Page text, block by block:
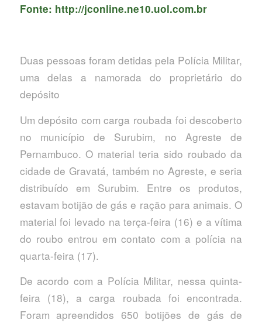
Fonte: http://jconline.ne10.uol.com.br
Duas pessoas foram detidas pela Polícia Militar,
uma delas a namorada do proprietário do
depósito
Um depósito com carga roubada foi descoberto
no município de Surubim, no Agreste de
Pernambuco. O material teria sido roubado da
cidade de Gravatá, também no Agreste, e seria
distribuído em Surubim. Entre os produtos,
estavam botijão de gás e ração para animais. O
material foi levado na terça-feira (16) e a vítima
do roubo entrou em contato com a polícia na
quarta-feira (17).
De acordo com a Polícia Militar, nessa quinta-
feira (18), a carga roubada foi encontrada.
Foram apreendidos 650 botijões de gás de